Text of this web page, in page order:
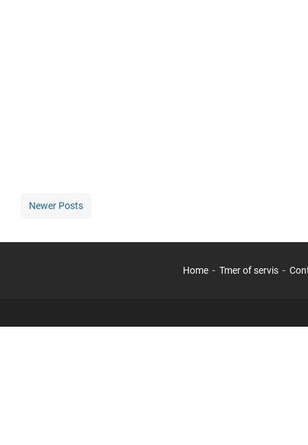
Newer Posts
Home Tmer of servis